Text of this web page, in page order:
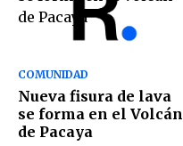
COMUNIDAD
Nueva fisura de lava
se forma en el Volcán
de Pacaya